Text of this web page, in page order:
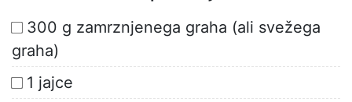
300 g zamrznjenega graha (ali svežega
graha)
1 jajce